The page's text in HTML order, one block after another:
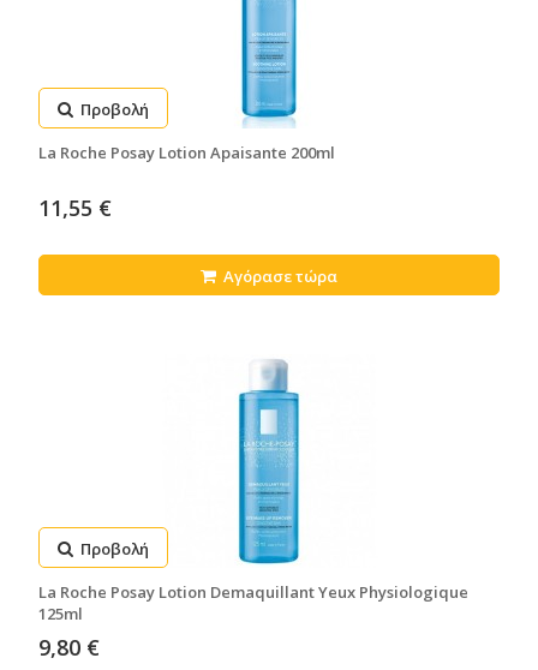
Προβολή
La Roche Posay Lotion Apaisante 200ml
11,55 €
Αγόρασε τώρα
Προβολή
La Roche Posay Lotion Demaquillant Yeux Physiologique
125ml
9,80 €